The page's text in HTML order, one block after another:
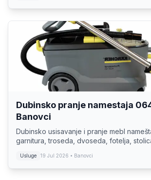
Dubinsko pranje namestaja
Banovci
Dubinsko usisavanje i pranje mebl
garnitura, troseda, dvoseda, fotelja,
grinja.Dubinsko pranje auto enterijera
Usluge 19 Jul 2026 • Banovci